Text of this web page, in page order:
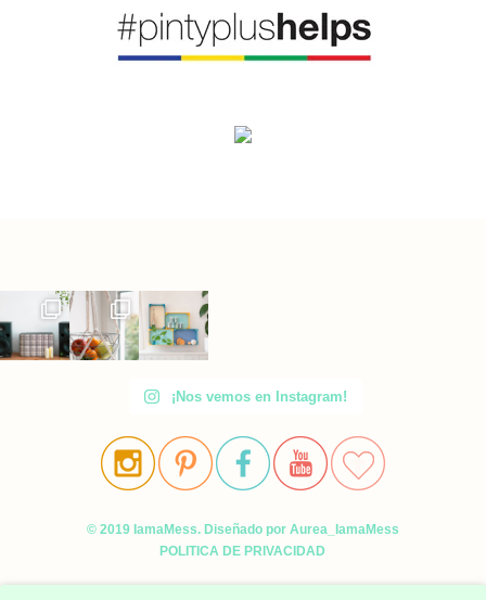
¡Nos vemos en Instagram!
© 2019 IamaMess. Diseñado por Aurea_IamaMess
POLITICA DE PRIVACIDAD